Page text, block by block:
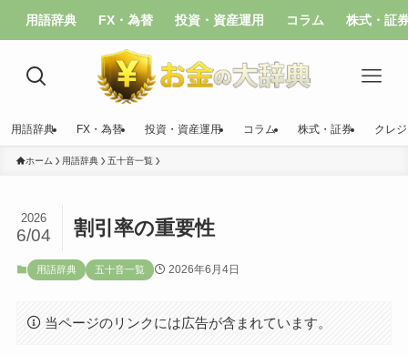
用語辞典 FX・為替 投資・資産運用 コラム 株式・証
用語辞典 FX・為替 投資・資産運用 コラム 株式・証券 クレ
ホーム 用語辞典 五十音一覧
割引率の重要性
2026
6/04
用語辞典 五十音一覧 2026年6月4日
当ページのリンクには広告が含まれています。